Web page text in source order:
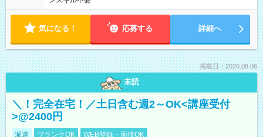
気になる！ 応募する 詳細へ
掲載日：2026.08.06
未読
＼！完全在宅！／土日含む週2～OK<講座受付
>@2400円
派遣 ブランクOK WEB登録・面接OK